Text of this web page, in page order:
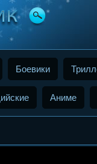
Боевики
Аниме